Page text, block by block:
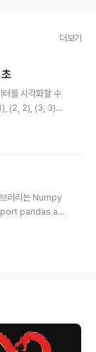
더보기
를 시각화할 수
(2, 2), (3, 3)을
Plot") plt.xla
있습니다. imp
러리는 Numpy
pandas as
print(df["A"]